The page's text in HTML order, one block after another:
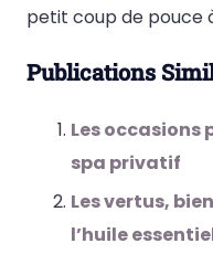
petit coup de pouce
Publications
Les occasions
spa privatif
Les vertus,
l’huile